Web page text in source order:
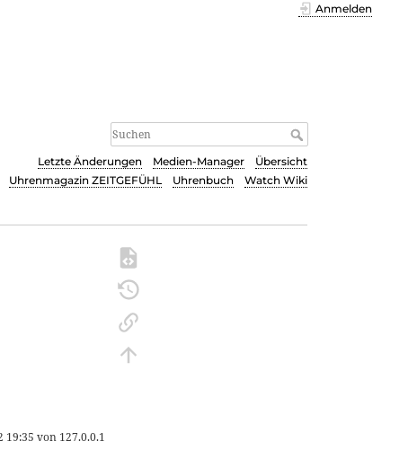
Anmelden
Letzte Änderungen Medien-Manager
Übersicht
Uhrenmagazin ZEITGEFÜHL Uhrenbuch Watch Wiki
19:35 von 127.0.0.1